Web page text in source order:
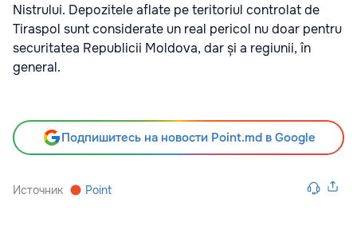
Nistrului. Depozitele aflate pe teritoriul controlat de
Tiraspol sunt considerate un real pericol nu doar pentru
securitatea Republicii Moldova, dar și a regiunii, în
general.
Подпишитесь на новости Point.md в Google
Источник Point